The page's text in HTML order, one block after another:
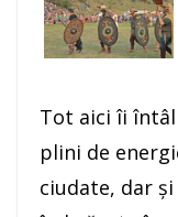
Tot aici îi
plini de
ciudate, dar